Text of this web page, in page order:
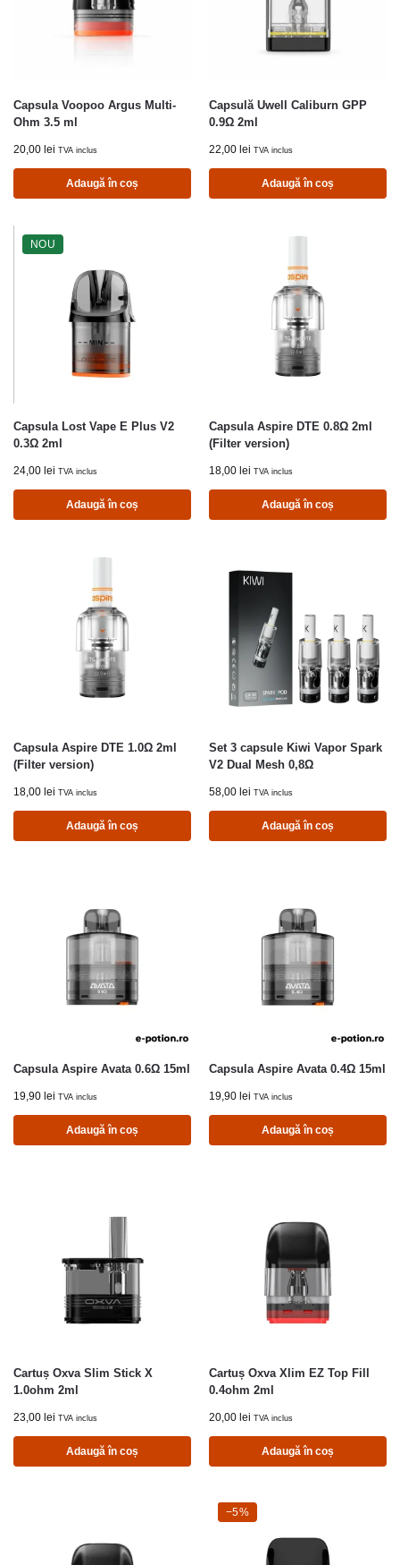
Capsula Voopoo Argus Multi-
Ohm 3.5 ml
20,00 lei TVA inclus
Adaugă în coș
Capsulă Uwell Caliburn GPP
0.9Ω 2ml
22,00 lei TVA inclus
Adaugă în coș
NOU
Capsula Lost Vape E Plus V2
0.3Ω 2ml
24,00 lei TVA inclus
Adaugă în coș
Capsula Aspire DTE 0.8Ω 2ml
(Filter version)
18,00 lei TVA inclus
Adaugă în coș
Capsula Aspire DTE 1.0Ω 2ml
(Filter version)
18,00 lei TVA inclus
Adaugă în coș
Set 3 capsule Kiwi Vapor Spark
V2 Dual Mesh 0,8Ω
58,00 lei TVA inclus
Adaugă în coș
Capsula Aspire Avata 0.6Ω 15ml
19,90 lei TVA inclus
Adaugă în coș
Capsula Aspire Avata 0.4Ω 15ml
19,90 lei TVA inclus
Adaugă în coș
Cartuș Oxva Slim Stick X
1.0ohm 2ml
23,00 lei TVA inclus
Adaugă în coș
Cartuș Oxva Xlim EZ Top Fill
0.4ohm 2ml
20,00 lei TVA inclus
Adaugă în coș
-5%
−5%